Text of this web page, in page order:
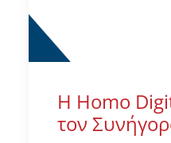
Η Homo
τον